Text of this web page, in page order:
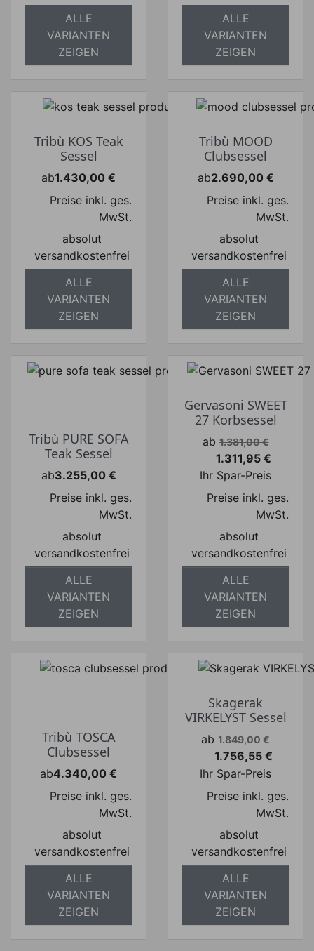
ALLE
VARIANTEN
ZEIGEN
ALLE
VARIANTEN
ZEIGEN
Tribù KOS Teak
Sessel
ab
Preis
1.430,00 €
Preise inkl. ges.
MwSt.
absolut
versandkostenfrei
ALLE
VARIANTEN
ZEIGEN
Tribù MOOD
Clubsessel
ab
Preis
2.690,00 €
Preise inkl. ges.
MwSt.
absolut
versandkostenfrei
ALLE
VARIANTEN
ZEIGEN
Tribù PURE SOFA
Teak Sessel
ab
Preis
3.255,00 €
Preise inkl. ges.
MwSt.
absolut
versandkostenfrei
ALLE
VARIANTEN
ZEIGEN
Gervasoni SWEET
27 Korbsessel
Verkaufspreis
ab 1.381,00 €
Preis
1.311,95 €
Ihr Spar-Preis
Preise inkl. ges.
MwSt.
absolut
versandkostenfrei
ALLE
VARIANTEN
ZEIGEN
Tribù TOSCA
Clubsessel
ab
Preis
4.340,00 €
Preise inkl. ges.
MwSt.
absolut
versandkostenfrei
ALLE
VARIANTEN
ZEIGEN
Skagerak
VIRKELYST Sessel
Verkaufspreis
ab 1.849,00 €
Preis
1.756,55 €
Ihr Spar-Preis
Preise inkl. ges.
MwSt.
absolut
versandkostenfrei
ALLE
VARIANTEN
ZEIGEN